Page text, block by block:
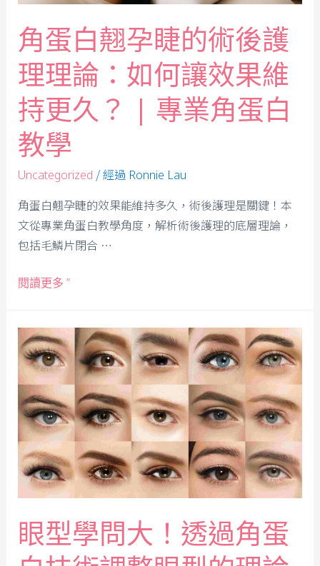
角蛋白翹孕睫的術後護
理理論：如何讓效果維
持更久？ | 專業角蛋白
教學
Uncategorized / 經過 Ronnie Lau
角蛋白翹孕睫的效果能維持多久，術後護理是關鍵！本
文從專業角蛋白教學角度，解析術後護理的底層理論，
包括毛鱗片閉合 …
閱讀更多 ”
眼型學問大！透過角蛋